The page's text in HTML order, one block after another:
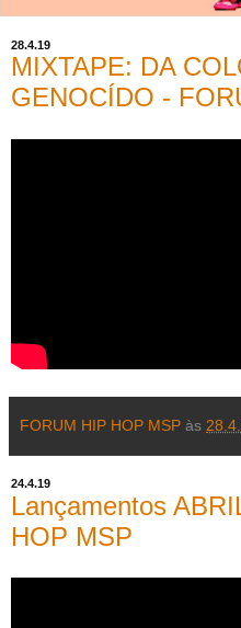
28.4.19
MIXTAPE: DA
GENOCÍDO -
FORUM HIP HOP MSP às
24.4.19
Lançamentos
HOP MSP